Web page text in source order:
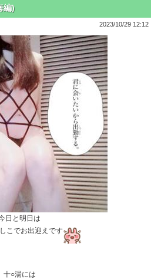
編)
2023/10/29 12:12
日と明日は
こでお出迎えです
十○湯には